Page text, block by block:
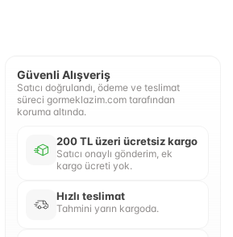
Güvenli Alışveriş
Satıcı doğrulandı, ödeme ve teslimat
süreci gormeklazim.com tarafından
koruma altında.
200 TL üzeri ücretsiz kargo
Satıcı onaylı gönderim, ek
kargo ücreti yok.
Hızlı teslimat
Tahmini yarın kargoda.